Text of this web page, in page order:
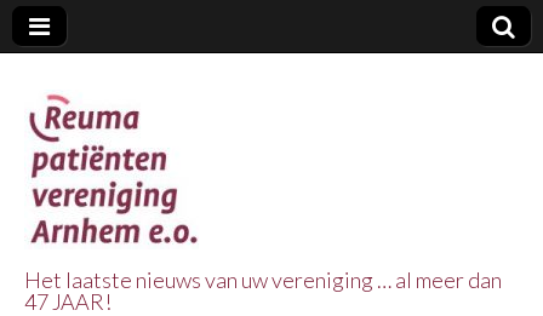
Het laatste nieuws van uw vereniging … al meer dan
47 JAAR!